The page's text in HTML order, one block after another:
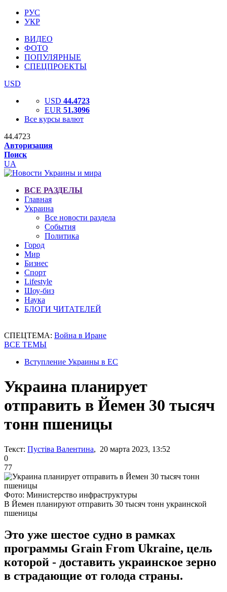
РУС
УКР
ВИДЕО
ФОТО
ПОПУЛЯРНЫЕ
СПЕЦПРОЕКТЫ
USD
USD 44.4723
EUR 51.3096
Все курсы валют
44.4723
Авторизация
Поиск
UA
ВСЕ РАЗДЕЛЫ
Главная
Украина
Все новости раздела
События
Политика
Город
Мир
Бизнес
Спорт
Lifestyle
Шоу-биз
Наука
БЛОГИ ЧИТАТЕЛЕЙ
СПЕЦТЕМА: Война в Иране
ВСЕ ТЕМЫ
Вступление Украины в ЕС
Украина планирует
отправить в Йемен 30 тысяч
тонн пшеницы
Текст: Пустіва Валентина, 20 марта 2023, 13:52
0
77
Фото: Министерство инфраструктуры
В Йемен планируют отправить 30 тысяч тонн украинской
пшеницы
Это уже шестое судно в рамках
программы Grain From Ukraine, цель
которой - доставить украинское зерно
в страдающие от голода страны.